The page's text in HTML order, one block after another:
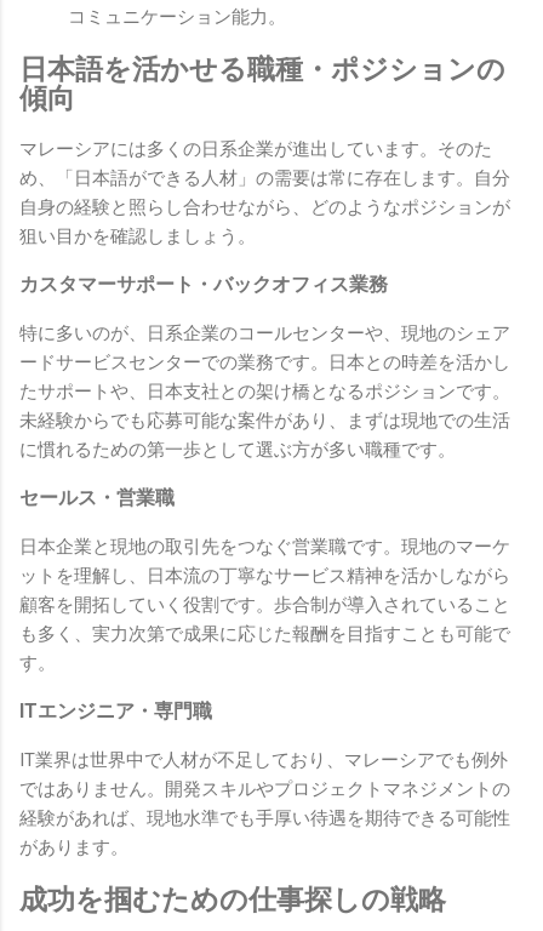
コミュニケーション能力。
日本語を活かせる職種・ポジションの
傾向
マレーシアには多くの日系企業が進出しています。そのた
め、「日本語ができる人材」の需要は常に存在します。自分
自身の経験と照らし合わせながら、どのようなポジションが
狙い目かを確認しましょう。
カスタマーサポート・バックオフィス業務
特に多いのが、日系企業のコールセンターや、現地のシェア
ードサービスセンターでの業務です。日本との時差を活かし
たサポートや、日本支社との架け橋となるポジションです。
未経験からでも応募可能な案件があり、まずは現地での生活
に慣れるための第一歩として選ぶ方が多い職種です。
セールス・営業職
日本企業と現地の取引先をつなぐ営業職です。現地のマーケ
ットを理解し、日本流の丁寧なサービス精神を活かしながら
顧客を開拓していく役割です。歩合制が導入されていること
も多く、実力次第で成果に応じた報酬を目指すことも可能で
す。
ITエンジニア・専門職
IT業界は世界中で人材が不足しており、マレーシアでも例外
ではありません。開発スキルやプロジェクトマネジメントの
経験があれば、現地水準でも手厚い待遇を期待できる可能性
があります。
成功を掴むための仕事探しの戦略